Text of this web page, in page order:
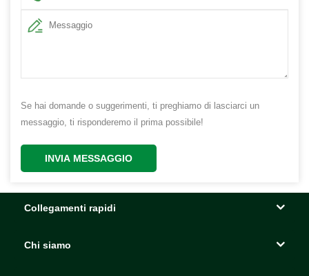
Se hai domande o suggerimenti, ti preghiamo di lasciarci un
messaggio, ti risponderemo il prima possibile!
INVIA MESSAGGIO
Collegamenti rapidi
Chi siamo